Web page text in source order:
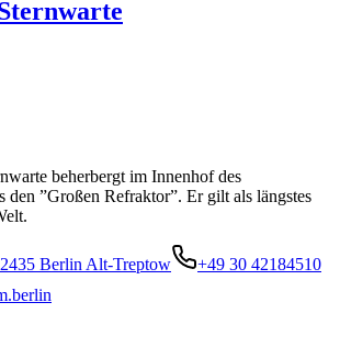
beherbergt im Innenhof des
den ”Großen Refraktor”. Er gilt als längstes
Berlin Alt-Treptow
+49 30 42184510